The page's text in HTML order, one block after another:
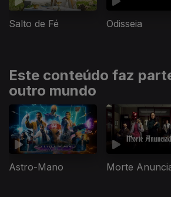
Salto de Fé Odisseia
Este conteúdo faz
outro mundo
Astro-Mano Morte